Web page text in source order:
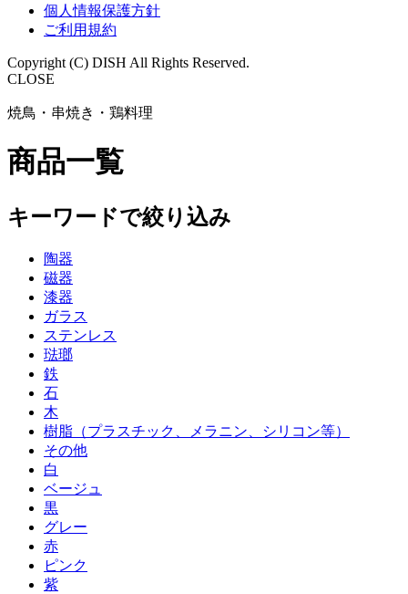
個人情報保護方針
ご利用規約
Copyright (C) DISH All Rights Reserved.
CLOSE
焼鳥・串焼き・鶏料理
商品一覧
キーワードで絞り込み
陶器
磁器
漆器
ガラス
ステンレス
琺瑯
鉄
石
木
樹脂（プラスチック、メラニン、シリコン等）
その他
白
ベージュ
黒
グレー
赤
ピンク
紫